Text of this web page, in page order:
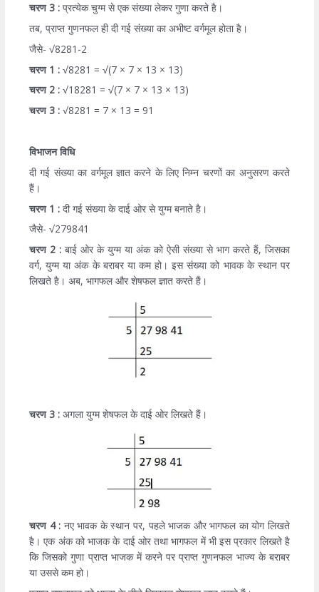
चरण 3 : प्रत्येक चुग्म से एक संख्या लेकर गुणा करते है।
तब, प्राप्त गुणनफल ही दी गई संख्या का अभीष्ट वर्गमूल होता है।
जैसे- √8281-2
चरण 1 : √8281 = √(7 × 7 × 13 × 13)
चरण 2 : √18281 = √(7 × 7 × 13 × 13)
चरण 3 : √8281 = 7 × 13 = 91
विभाजन विधि
दी गई संख्या का वर्गमूल ज्ञात करने के लिए निम्न चरणों का अनुसरण करते
हैं।
चरण 1 : दी गई संख्या के दाई ओर से युग्म बनाते है।
जैसे- √279841
चरण 2 : बाई ओर के युग्म या अंक को ऐसी संख्या से भाग करते हैं, जिसका
वर्ग, युग्म या अंक के बराबर या कम हो। इस संख्या को भावक के स्थान पर
लिखते है। अब, भागफल और शेषफल ज्ञात करते हैं।
चरण 3 : अगला युग्म शेषफल के दाई ओर लिखते हैं।
चरण 4 : नए भावक के स्थान पर, पहले भाजक और भागफल का योग लिखते
है। एक अंक को भाजक के दाई ओर तथा भागफल में भी इस प्रकार लिखते है
कि जिसको गुणा प्राप्त भाजक में करने पर प्राप्त गुणनफल भाज्य के बराबर
या उससे कम हो।